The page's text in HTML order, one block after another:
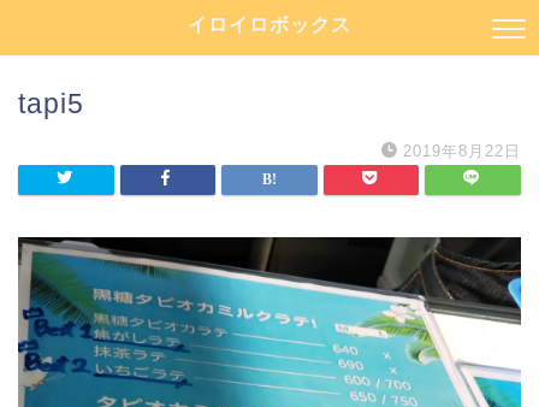
イロイロボックス
tapi5
2019年8月22日